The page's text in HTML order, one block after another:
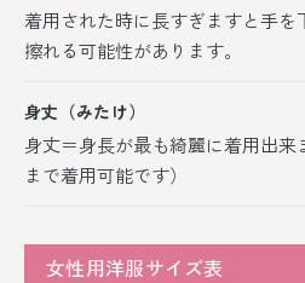
着用された時に長すぎますと手を
擦れる可能性があります。
身丈（みたけ）
身丈＝身長が最も綺麗に着用出来
まで着用可能です）
女性用洋服サイズ表